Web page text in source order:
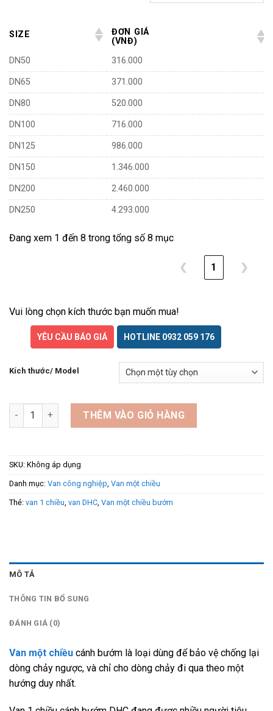
SIZE
ĐƠN GIÁ
(VNĐ)
DN50
316.000
DN65 371.000
DN80 520.000
DN100 716.000
DN125 986.000
DN150 1.346.000
DN200 2.460.000
DN250 4.293.000
Đang xem 1 đến 8 trong tổng số 8 mục
❮ 1 ❯
Vui lòng chọn kích thước bạn muốn mua!
YÊU CẦU BÁO GIÁ HOTLINE 0932 059 176
Kích thước/ Model
Van một chiều cánh bướm DHC số lượng
THÊM VÀO GIỎ HÀNG
SKU: Không áp dụng
Danh mục: Van công nghiệp Van một chiều
Thẻ: van 1 chiều van DHC Van một chiều bướm
MÔ TẢ
THÔNG TIN BỔ SUNG
ĐÁNH GIÁ (0)
Van một chiều cánh bướm là loại dùng để bảo vệ chống lại
dòng chảy ngược, và chỉ cho dòng chảy đi qua theo một
hướng duy nhất.